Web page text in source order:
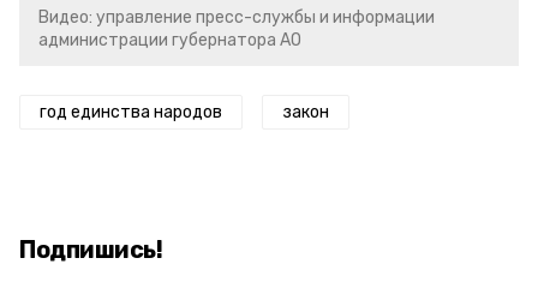
Видео: управление пресс-службы и информации
администрации губернатора АО
год единства народов закон
Подпишись!